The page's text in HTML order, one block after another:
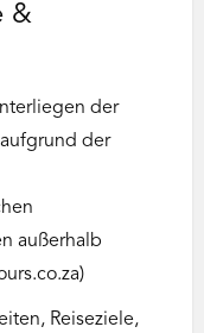
&
der
der
außerhalb
Reiseziele,